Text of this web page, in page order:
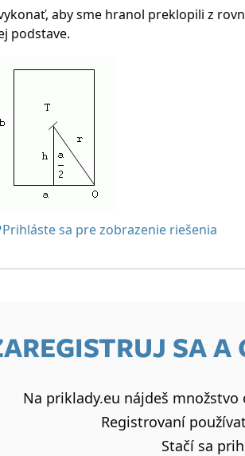
aby sme hranol preklopili z
podstave.
Prihláste sa pre zobrazenie riešenia
SA
Na priklady.eu nájdeš
Registrovaní
Stačí sa